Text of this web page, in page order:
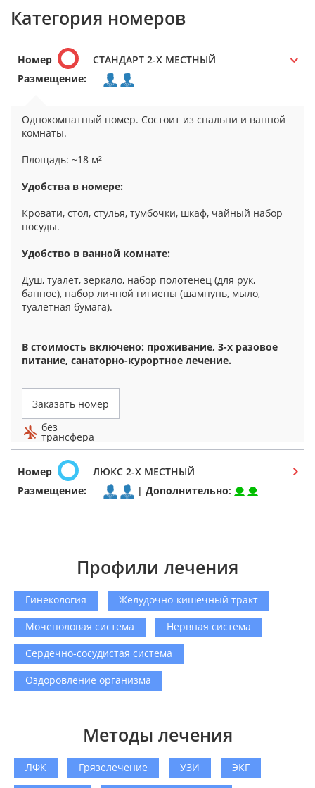
Категория номеров
Номер
СТАНДАРТ 2-Х МЕСТНЫЙ
Размещение:
Однокомнатный номер. Состоит из спальни и ванной
комнаты.
Площадь: ~18 м²
Удобства в номере:
Кровати, стол, стулья, тумбочки, шкаф, чайный набор
посуды.
Удобство в ванной комнате:
Душ, туалет, зеркало, набор полотенец (для рук,
банное), набор личной гигиены (шампунь, мыло,
туалетная бумага).
В стоимость включено: проживание, 3-х разовое
питание, санаторно-курортное лечение.
Заказать номер
без
трансфера
Номер
ЛЮКС 2-Х МЕСТНЫЙ
Размещение:
| Дополнительно:
Профили лечения
Гинекология
Желудочно-кишечный тракт
Мочеполовая система
Нервная система
Сердечно-сосудистая система
Оздоровление организма
Методы лечения
ЛФК Грязелечение УЗИ
ЭКГ